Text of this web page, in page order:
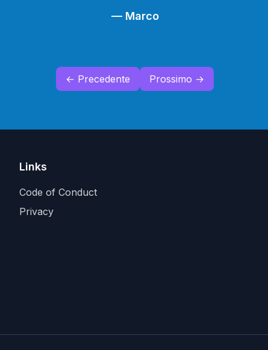
— Marco
← Precedente Prossimo →
Links
Code of Conduct
Privacy